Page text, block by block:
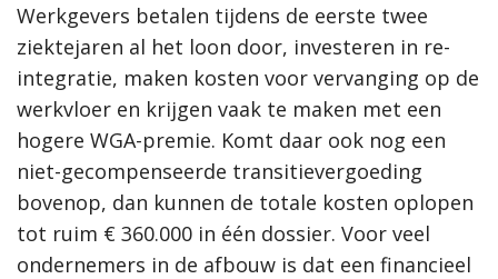
Werkgevers betalen tijdens de eerste twee
ziektejaren al het loon door, investeren in re-
integratie, maken kosten voor vervanging op de
werkvloer en krijgen vaak te maken met een
hogere WGA-premie. Komt daar ook nog een
niet-gecompenseerde transitievergoeding
bovenop, dan kunnen de totale kosten oplopen
tot ruim € 360.000 in één dossier. Voor veel
ondernemers in de afbouw is dat een financieel